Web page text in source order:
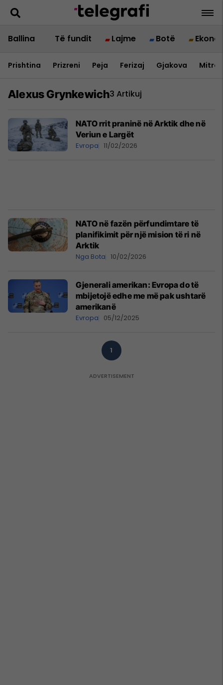
Ballina Të fundit Lajme Botë
Prishtina Prizreni Peja Ferizaj Gjakova
Alexus Grynkewich3 Artikuj
NATO rrit praninë në Arktik dhe në
Veriun e Largët
Evropa 11/02/2026
NATO në fazën përfundimtare të
planifikimit për një mision të ri në
Arktik
Nga Bota 10/02/2026
Gjenerali amerikan: Evropa do të
mbijetojë edhe me më pak ushtarë
amerikanë
Evropa 05/12/2025
1